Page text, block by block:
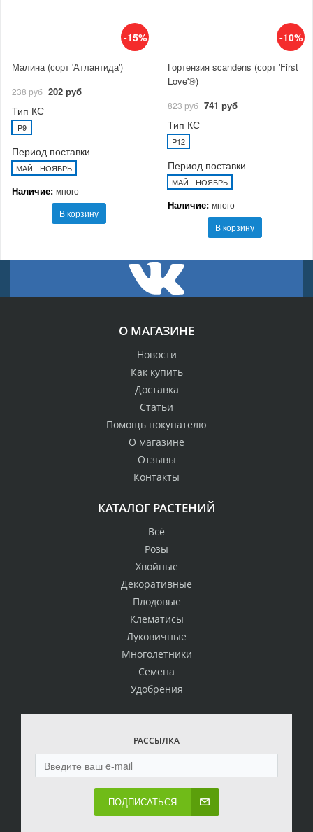
-15%
Малина (сорт 'Атлантида')
238 руб 202 руб
Тип КС
P9
Период поставки
МАЙ - НОЯБРЬ
Наличие: много
В корзину
-10%
Гортензия scandens (сорт 'First
Love'®)
823 руб 741 руб
Тип КС
P12
Период поставки
МАЙ - НОЯБРЬ
Наличие: много
В корзину
О МАГАЗИНЕ
Новости
Как купить
Доставка
Статьи
Помощь покупателю
О магазине
Отзывы
Контакты
КАТАЛОГ РАСТЕНИЙ
Всё
Розы
Хвойные
Декоративные
Плодовые
Клематисы
Луковичные
Многолетники
Семена
Удобрения
РАССЫЛКА
ПОДПИСАТЬСЯ